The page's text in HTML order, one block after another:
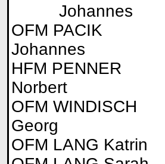
Johannes
OFM PACIK
Johannes
HFM PENNER
Norbert
OFM WINDISCH
Georg
OFM LANG Katrin